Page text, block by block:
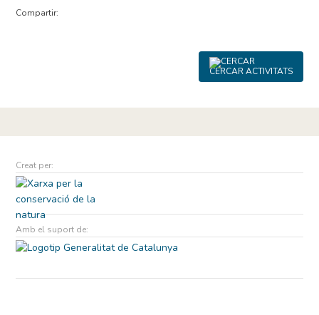
Compartir:
CERCAR ACTIVITATS
Creat per:
Amb el suport de: